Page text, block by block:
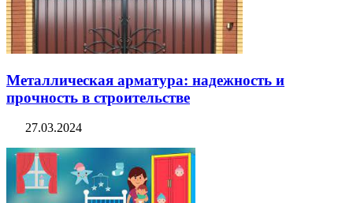
Металлическая арматура: надежность и
прочность в строительстве
27.03.2024